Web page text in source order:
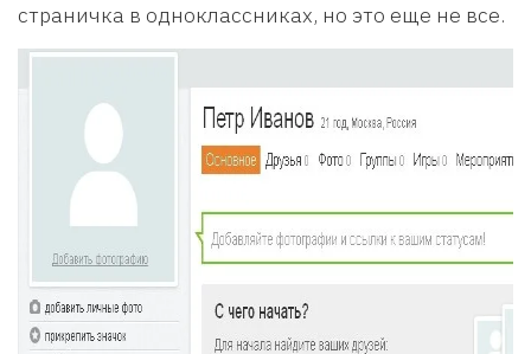
страничка в одноклассниках, но это еще не все.